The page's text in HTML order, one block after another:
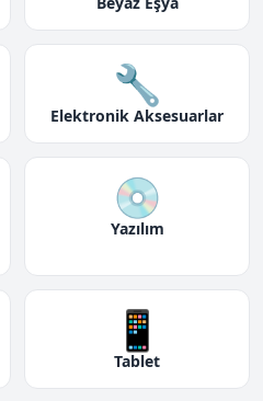
🔧
Elektronik Aksesuarlar
💿
Yazılım
📱
Tablet